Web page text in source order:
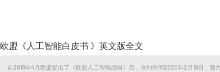
欧盟《人工智能白皮书 》英文版全文
自2018年4月欧盟提出了《欧盟人工智能战略》后，当地时间2020年2月19日，